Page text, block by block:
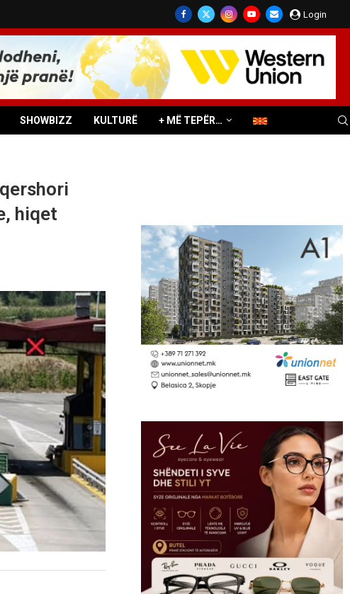
Login
SHOWBIZZ KULTURË + MË TEPËR…
hiqet